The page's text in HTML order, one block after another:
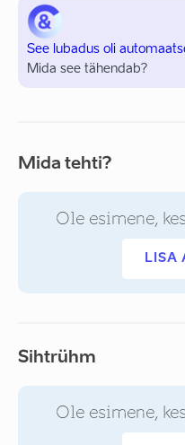
See lubadus oli
Mida see tähendab?
Mida tehti?
Ole esimene,
LISA
Sihtrühm
Ole esimene,